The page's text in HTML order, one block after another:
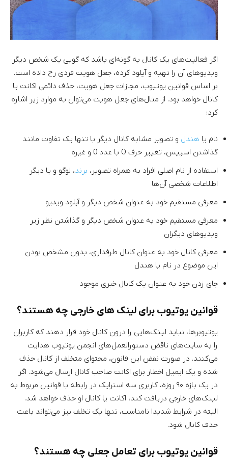
اگر فعالیت‌های یک کانال به گونه‌ای باشد که گویی یک شخص دیگر
ویدیوهای آن را تهیه و آپلود کرده، جعل هویت فردی رخ داده است.
بر اساس قوانین یوتیوب، مجازات جعل هویت، حذف دائمی اکانت یا
کانال خواهد بود. از مثال‌های جعل هویت می‌توان به موارد زیر اشاره
کرد:
نام یا هندل و تصویر مشابه کانال دیگر با تنها یک تفاوت مانند
گذاشتن اسپیس، تغییر حرف O با عدد 0 و غیره
استفاده از نام اصلی افراد به همراه تصویر، برند، لوگو و یا دیگر
اطلاعات شخصی آن‌ها
معرفی مستقیم خود به عنوان شخص دیگر و آپلود ویدیو
معرفی مستقیم خود به عنوان شخص دیگر و گذاشتن نظر زیر
ویدیوهای دیگران
معرفی کانال خود به عنوان کانال طرفداری، بدون مشخص بودن
این موضوع در نام یا هندل
جای زدن خود به عنوان یک کانال خبری موجود
قوانین یوتیوب برای لینک های خارجی چه هستند؟
یوتیوبرها، نباید لینک‌هایی را درون کانال خود قرار دهند که کاربران
را به سایت‌های ناقض دستورالعمل‌‌های انجمن یوتیوب هدایت
می‌کنند. در صورت نقض این قانون، محتوای متخلف از کانال حذف
شده و یک ایمیل اخطار برای اکانت صاحب کانال ارسال می‌شود. اگر
در یک بازه ۹۰ روزه، کاربری سه استرایک در رابطه با قوانین مربوط به
لینک‌های خارجی دریافت کند، اکانت یا کانال او حذف خواهد شد.
البته در شرایط شدیدا نامناسب، تنها یک تخلف نیز می‌تواند باعث
حذف کانال شود.
قوانین یوتیوب برای تعامل جعلی چه هستند؟